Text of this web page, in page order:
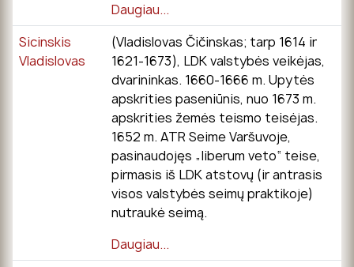
Daugiau...
Sicinskis
Vladislovas
(Vladislovas Čičinskas; tarp 1614 ir
1621-1673), LDK valstybės veikėjas,
dvarininkas. 1660-1666 m. Upytės
apskrities paseniūnis, nuo 1673 m.
apskrities žemės teismo teisėjas.
1652 m. ATR Seime Varšuvoje,
pasinaudojęs „liberum veto“ teise,
pirmasis iš LDK atstovų (ir antrasis
visos valstybės seimų praktikoje)
nutraukė seimą.
Daugiau...